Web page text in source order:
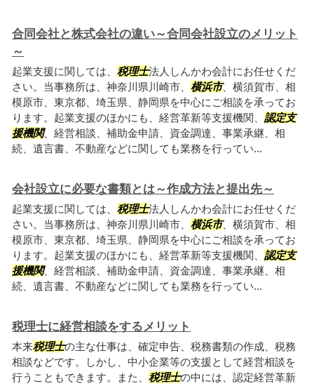
合同会社と株式会社の違い～合同会社設立のメリット
～
起業支援に関しては、 税理士法人しんかわ会計にお任せくだ
さい。当事務所は、神奈川県川崎市、 横浜市、横須賀市、相
模原市、東京都、埼玉県、静岡県を中心にご相談を承ってお
ります。起業支援のほかにも、経営革新等支援機関、 認定支
援機関、経営相談、補助金申請、資金調達、事業承継、相
続、遺言書、不動産などに関しても業務を行ってい...
会社設立に必要な書類とは～作成方法と提出先～
起業支援に関しては、 税理士法人しんかわ会計にお任せくだ
さい。当事務所は、神奈川県川崎市、 横浜市、横須賀市、相
模原市、東京都、埼玉県、静岡県を中心にご相談を承ってお
ります。起業支援のほかにも、経営革新等支援機関、 認定支
援機関、経営相談、補助金申請、資金調達、事業承継、相
続、遺言書、不動産などに関しても業務を行ってい...
税理士に経営相談をするメリット
本来税理士の主な仕事は、確定申告、税務書類の作成、税務
相談などです。しかし、中小企業等の支援として経営相談を
行うこともできます。また、 税理士の中には、認定経営革新